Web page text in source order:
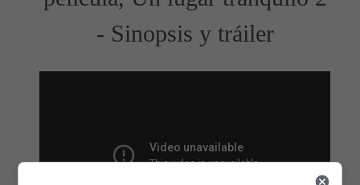
- Sinopsis y tráiler